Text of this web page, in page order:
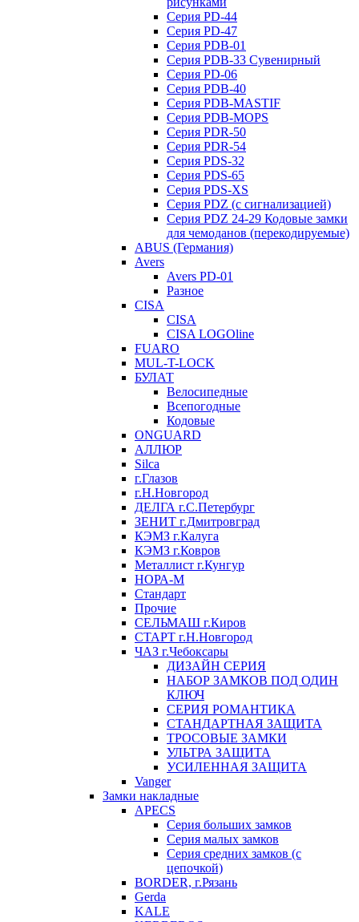
Серия PD-44
Серия PD-47
Серия PDB-01
Серия PDB-33 Сувенирный
Серия PD-06
Серия PDB-40
Серия PDB-MASTIF
Серия PDB-MOPS
Серия PDR-50
Серия PDR-54
Серия PDS-32
Серия PDS-65
Серия PDS-XS
Серия PDZ (с сигнализацией)
Серия PDZ 24-29 Кодовые замки
для чемоданов (перекодируемые)
ABUS (Германия)
Avers
Avers PD-01
Разное
CISA
CISA
CISA LOGOline
FUARO
MUL-T-LOCK
БУЛАТ
Велосипедные
Всепогодные
Кодовые
ONGUARD
АЛЛЮР
Silca
г.Глазов
г.Н.Новгород
ДЕЛГА г.С.Петербург
ЗЕНИТ г.Дмитровград
КЭМЗ г.Калуга
КЭМЗ г.Ковров
Металлист г.Кунгур
НОРА-М
Стандарт
Прочие
СЕЛЬМАШ г.Киров
СТАРТ г.Н.Новгород
ЧАЗ г.Чебоксары
ДИЗАЙН СЕРИЯ
НАБОР ЗАМКОВ ПОД ОДИН
КЛЮЧ
СЕРИЯ РОМАНТИКА
СТАНДАРТНАЯ ЗАЩИТА
ТРОСОВЫЕ ЗАМКИ
УЛЬТРА ЗАЩИТА
УСИЛЕННАЯ ЗАЩИТА
Vanger
Замки накладные
APECS
Серия больших замков
Серия малых замков
Серия средних замков (с
цепочкой)
BORDER, г.Рязань
Gerda
KALE